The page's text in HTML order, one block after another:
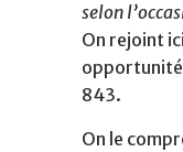
selon
On rejoint
843.
On le